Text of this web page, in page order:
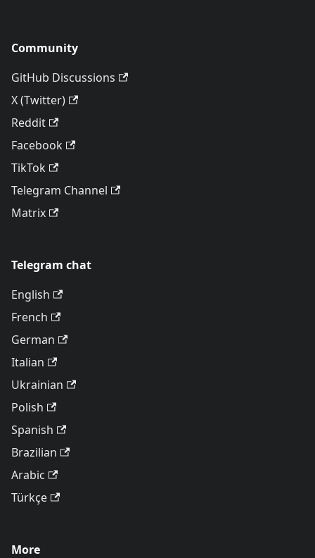
Community
GitHub Discussions
X (Twitter)
Reddit
Facebook
TikTok
Telegram Channel
Matrix
Telegram chat
English
French
German
Italian
Ukrainian
Polish
Spanish
Brazilian
Arabic
Türkçe
More